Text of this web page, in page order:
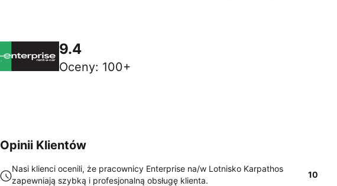
9.4
Oceny: 100+
Opinii Klientów
Nasi klienci ocenili, że pracownicy Enterprise na/w Lotnisko Karpathos
zapewniają szybką i profesjonalną obsługę klienta.
10